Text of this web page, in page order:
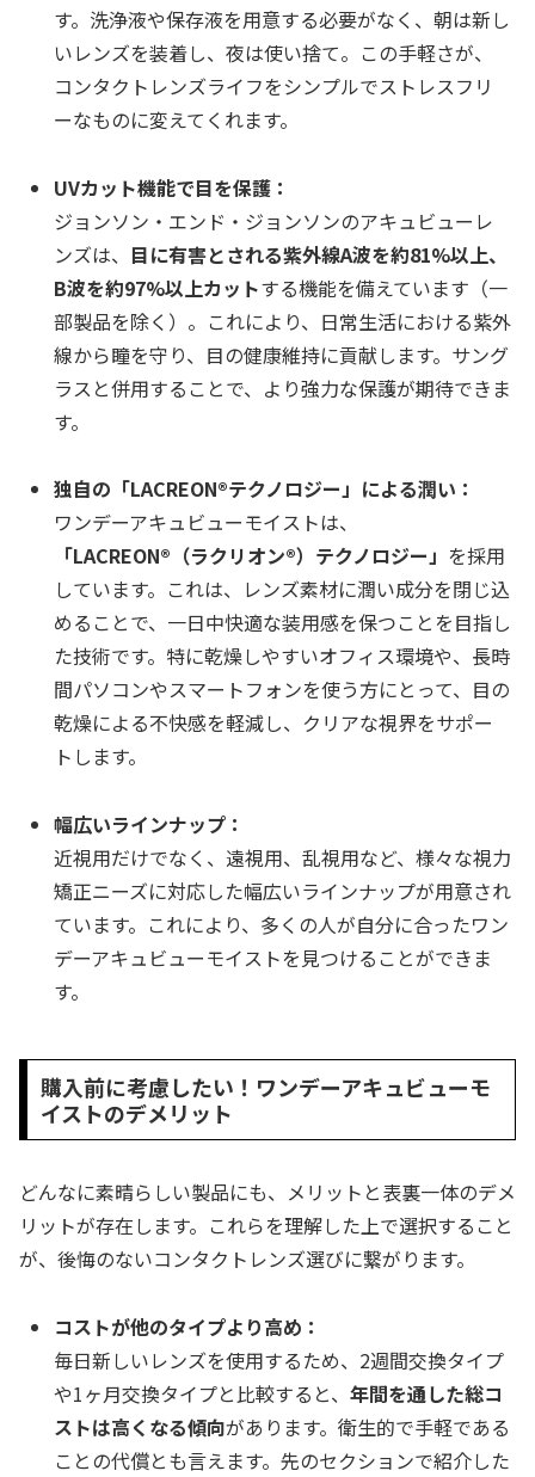
す。洗浄液や保存液を用意する必要がなく、朝は新し
いレンズを装着し、夜は使い捨て。この手軽さが、
コンタクトレンズライフをシンプルでストレスフリ
ーなものに変えてくれます。
UVカット機能で目を保護：
ジョンソン・エンド・ジョンソンのアキュビューレ
ンズは、 目に有害とされる紫外線A波を約81%以上、
B波を約97%以上カットする機能を備えています（一
部製品を除く）。これにより、日常生活における紫外
線から瞳を守り、目の健康維持に貢献します。サング
ラスと併用することで、より強力な保護が期待できま
す。
独自の「LACREON®テクノロジー」による潤い：
ワンデーアキュビューモイストは、
「LACREON®（ラクリオン®）テクノロジー」 を採用
しています。これは、レンズ素材に潤い成分を閉じ込
めることで、一日中快適な装用感を保つことを目指し
た技術です。特に乾燥しやすいオフィス環境や、長時
間パソコンやスマートフォンを使う方にとって、目の
乾燥による不快感を軽減し、クリアな視界をサポー
トします。
幅広いラインナップ：
近視用だけでなく、遠視用、乱視用など、様々な視力
矯正ニーズに対応した幅広いラインナップが用意され
ています。これにより、多くの人が自分に合ったワン
デーアキュビューモイストを見つけることができま
す。
購入前に考慮したい！ワンデーアキュビューモ
イストのデメリット
どんなに素晴らしい製品にも、メリットと表裏一体のデメ
リットが存在します。これらを理解した上で選択すること
が、後悔のないコンタクトレンズ選びに繋がります。
コストが他のタイプより高め：
毎日新しいレンズを使用するため、2週間交換タイプ
や1ヶ月交換タイプと比較すると、年間を通した総コ
ストは高くなる傾向があります。衛生的で手軽である
ことの代償とも言えます。先のセクションで紹介した